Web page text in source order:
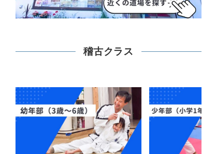
稽古クラス